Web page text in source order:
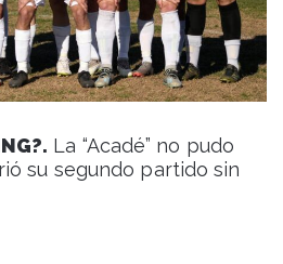
La “Acadé” no pudo
su segundo partido sin